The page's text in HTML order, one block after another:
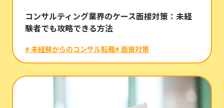
コンサルティング業界のケース面接対策：未経
験者でも攻略できる方法
# 未経験からのコンサル転職# 面接対策